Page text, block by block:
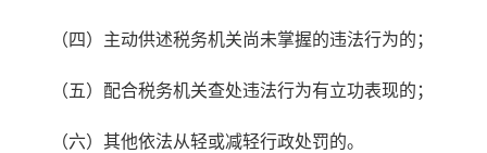
（四）主动供述税务机关尚未掌握的违法行为的；
（五）配合税务机关查处违法行为有立功表现的；
（六）其他依法从轻或减轻行政处罚的。